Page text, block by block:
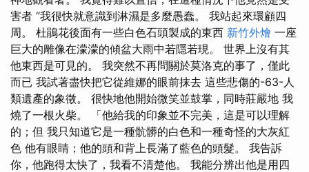
害者 “我很快就意識到淋濕是多麼愚蠢。 我站起來環顧四
周。 杜鵑花後面有一些白色石頭製成的東西 新竹外燴 一座
巨大的雕像在濛濛的傾盆大雨中若隱若現。 世界上沒有其
他東西是可見的。 我突然不再問關於莫洛克的事了，僅此
而已 我試著盡快把它從維娜的眼前抹去 這些悲傷的-63-人
類遺產的象徵。 很快地他開始微笑並鼓掌，同時莊嚴地 我
燒了一根火柴。 「他給我的印象並不完美，這是可以理解
的；但 我只知道它是一種骯髒的白色和一種奇怪的大灰紅
色 他有眼睛；他的頭和背上長滿了藍色的頭髮。 我告訴
你，他跑得太快了，我看不清楚他。 我能分辨出他是用四